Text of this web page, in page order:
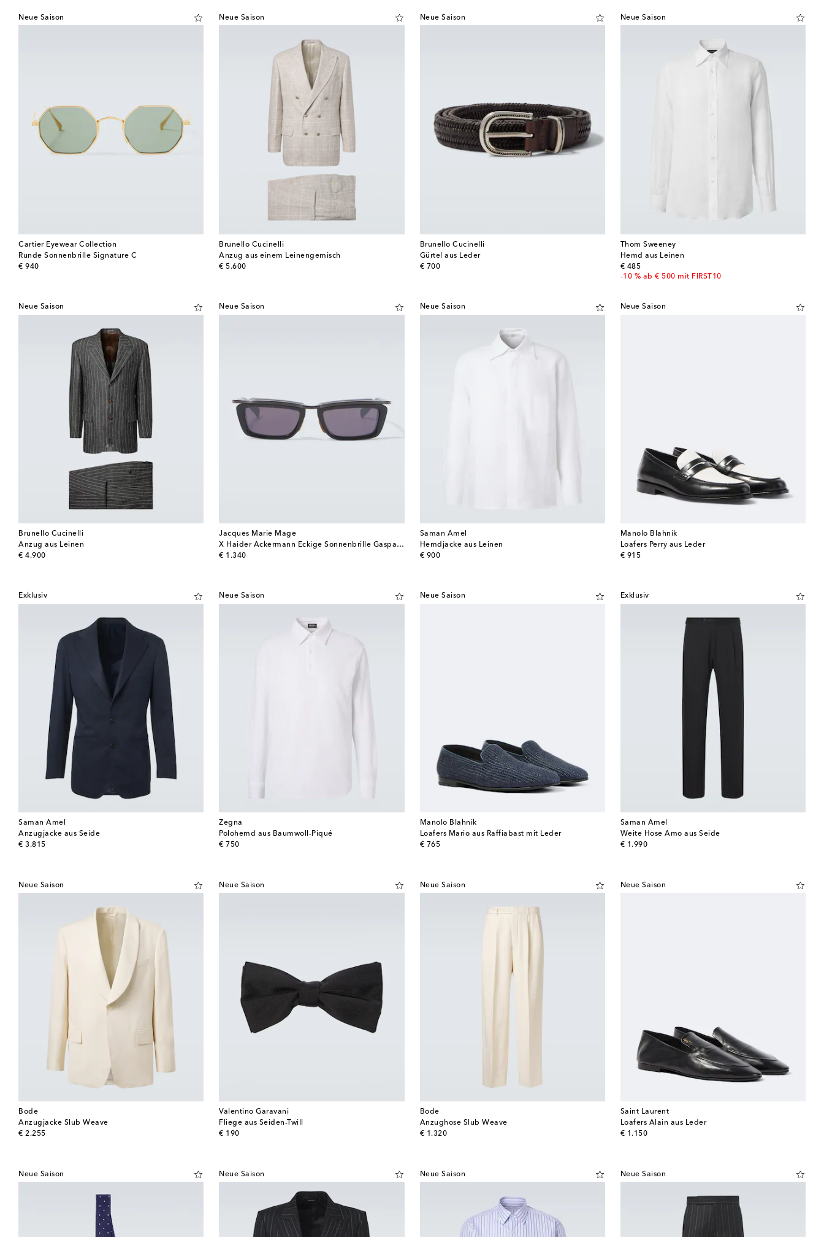
Neue Saison
Cartier Eyewear Collection
Runde Sonnenbrille Signature C
€ 940
original price
Neue Saison
Brunello Cucinelli
Anzug aus einem Leinengemisch
€ 5.600
original price
Neue Saison
Brunello Cucinelli
Gürtel aus Leder
€ 700
original price
Neue Saison
Thom Sweeney
Hemd aus Leinen
€ 485
original price
-10 % ab € 500 mit FIRST10
Neue Saison
Brunello Cucinelli
Anzug aus Leinen
€ 4.900
original price
Neue Saison
Jacques Marie Mage
X Haider Ackermann Eckige Sonnenbrille Gaspard
€ 1.340
original price
Neue Saison
Saman Amel
Hemdjacke aus Leinen
€ 900
original price
Neue Saison
Manolo Blahnik
Loafers Perry aus Leder
€ 915
original price
Exklusiv
Saman Amel
Anzugjacke aus Seide
€ 3.815
original price
Neue Saison
Zegna
Polohemd aus Baumwoll-Piqué
€ 750
original price
Neue Saison
Manolo Blahnik
Loafers Mario aus Raffiabast mit Leder
€ 765
original price
Exklusiv
Saman Amel
Weite Hose Amo aus Seide
€ 1.990
original price
Neue Saison
Bode
Anzugjacke Slub Weave
€ 2.255
original price
Neue Saison
Valentino Garavani
Fliege aus Seiden-Twill
€ 190
original price
Neue Saison
Bode
Anzughose Slub Weave
€ 1.320
original price
Neue Saison
Saint Laurent
Loafers Alain aus Leder
€ 1.150
original price
Neue Saison Neue Saison Neue Saison Neue Saison